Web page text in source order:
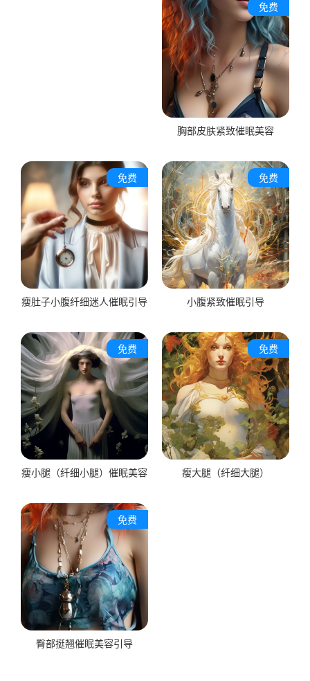
免费
胸部皮肤紧致催眠美容
免费
瘦肚子小腹纤细迷人催眠引导
免费
小腹紧致催眠引导
免费
瘦小腿（纤细小腿）催眠美容
免费
瘦大腿（纤细大腿）
免费
臀部挺翘催眠美容引导